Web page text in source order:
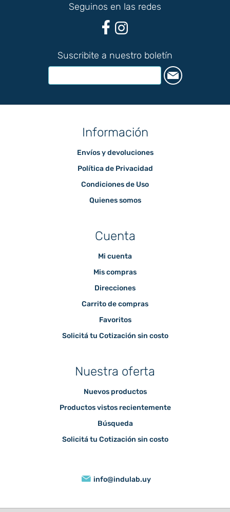
Seguinos en las redes
Suscribite a nuestro boletín
Información
Envíos y devoluciones
Política de Privacidad
Condiciones de Uso
Quienes somos
Cuenta
Mi cuenta
Mis compras
Direcciones
Carrito de compras
Favoritos
Solicitá tu Cotización sin costo
Nuestra oferta
Nuevos productos
Productos vistos recientemente
Búsqueda
Solicitá tu Cotización sin costo
info@indulab.uy